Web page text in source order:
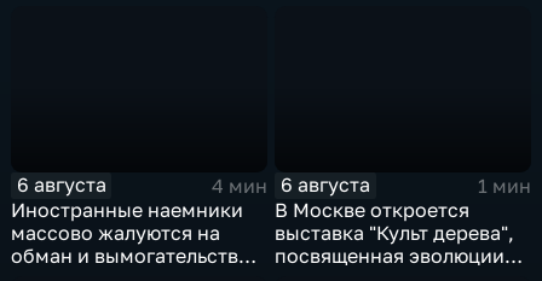
6 августа
4 мин
Иностранные наемники
массово жалуются на
обман и вымогательство
6 августа
1 мин
В Москве откроется
выставка "Культ дерева",
посвященная эволюции